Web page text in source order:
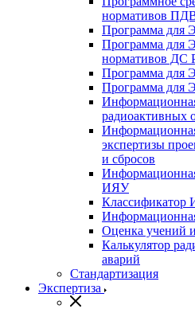
нормативов
Программа для
Программа для
нормативов ДС
Программа для
Программа
радиоактивных
экспертизы
и сбросов
ИЯУ
Оценка учений
Калькулятор
аварий
Стандартизация
Экспертиза